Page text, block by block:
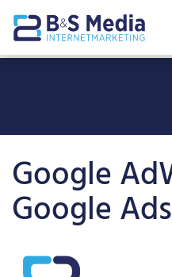
Google
Google Ads